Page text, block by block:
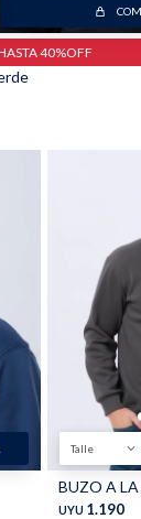
40%OFF
Talle
BUZO A LA
UYU 1.190